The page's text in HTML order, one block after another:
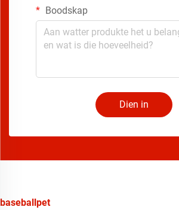
Boodskap
Dien in
baseballpet